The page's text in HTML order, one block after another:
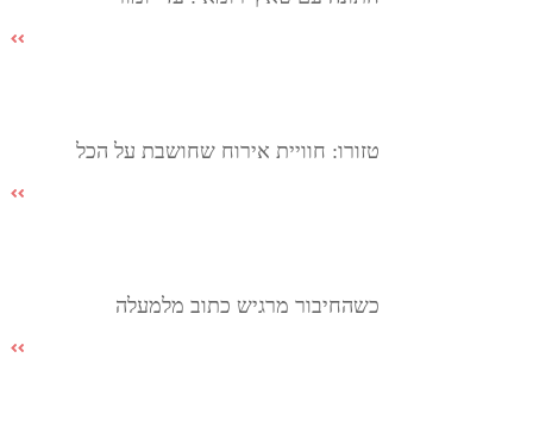
טזורו: חוויית אירוח שחושבת על הכל
כשהחיבור מרגיש כתוב מלמעלה